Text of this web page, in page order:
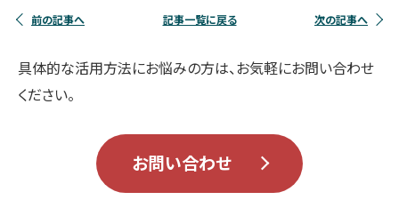
前の記事へ 記事一覧に戻る 次の記事へ
具体的な活用方法にお悩みの方は、お気軽にお問い合わせ
ください。
お問い合わせ